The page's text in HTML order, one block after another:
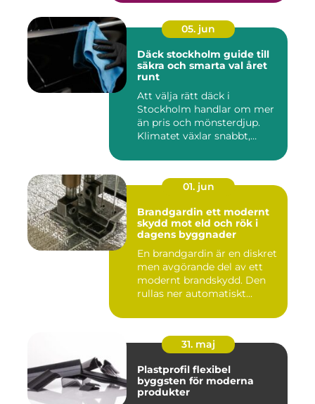
05. jun
Däck stockholm guide till
säkra och smarta val året
runt
Att välja rätt däck i
Stockholm handlar om mer
än pris och mönsterdjup.
Klimatet växlar snabbt,
01. jun
Brandgardin ett modernt
skydd mot eld och rök i
dagens byggnader
En brandgardin är en diskret
men avgörande del av ett
modernt brandskydd. Den
rullas ner automatiskt...
31. maj
Plastprofil flexibel
byggsten för moderna
produkter